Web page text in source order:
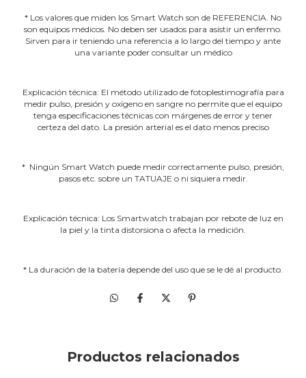
* Los valores que miden los Smart Watch son de REFERENCIA. No
son equipos médicos. No deben ser usados para asistir un enfermo.
Sirven para ir teniendo una referencia a lo largo del tiempo y ante
una variante poder consultar un médico
Explicación técnica: El método utilizado de fotoplestimografía para
medir pulso, presión y oxígeno en sangre no permite que el equipo
tenga especificaciones técnicas con márgenes de error y tener
certeza del dato. La presión arterial es el dato menos preciso
* Ningún Smart Watch puede medir correctamente pulso, presión,
pasos etc. sobre un TATUAJE o ni siquiera medir.
Explicación técnica: Los Smartwatch trabajan por rebote de luz en
la piel y la tinta distorsiona o afecta la medición.
* La duración de la batería depende del uso que se le dé al producto.
Productos relacionados